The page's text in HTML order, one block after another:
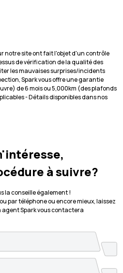
notre site ont fait l'objet d'un contrôle
de vérification de la qualité des
les mauvaises surprises/incidents
Spark vous offre une garantie
de 6 mois ou 5,000km (des plafonds
- Détails disponibles dans nos
à suivre?
la conseille également !
par téléphone ou encore mieux, laissez
agent Spark vous contactera